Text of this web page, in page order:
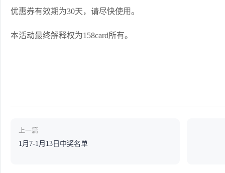
优惠券有效期为30天，请尽快使用。
本活动最终解释权为158card所有。
上一篇
1月7-1月13日中奖名单